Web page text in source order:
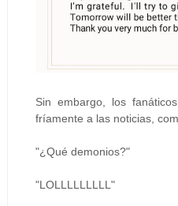
Sin embargo, los
fríamente a las noticias,
"¿Qué demonios?"
"LOLLLLLLLLL"